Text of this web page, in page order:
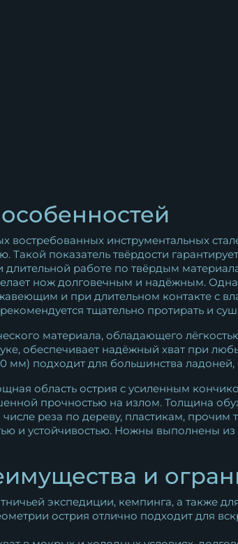
инструментальных
Такой показатель твёрдости
работе по твёрдым
нож долговечным и надёжным.
и при длительном контакте с
тщательно протирать и
материала, обладающего
обеспечивает надёжный хват при
мм) подходит для большинства
область острия с усиленным
прочностью на излом. Толщина
реза по дереву, пластикам,
и устойчивостью. Ножны выполнены
и
экспедиции, кемпинга, а также
острия отлично подходит для